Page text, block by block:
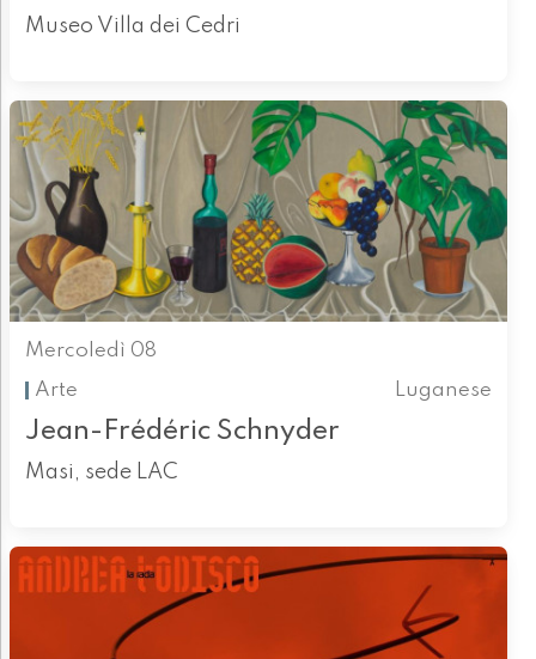
Museo Villa dei Cedri
Mercoledì 08
Arte
Luganese
Jean-Frédéric Schnyder
Masi, sede LAC